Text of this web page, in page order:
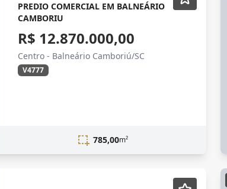
PREDIO COMERCIAL EM BALNEÁRIO
CAMBORIU
R$ 12.870.000,00
Centro - Balneário Camboriú/SC
V4777
785,00m²